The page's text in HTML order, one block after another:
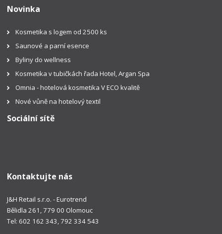
Novinka
Kosmetika s logem od 2500 ks
Saunové a parní esence
Byliny do wellness
Kosmetika v tubičkách řada Hotel, Argan Spa
Omnia - hotelová kosmetika V ECO kvalitě
Nové vůně na hotelový textil
Sociální sítě
Kontaktujte nás
J&H Retail s.r.o. - Eurotrend
Bělidla 261, 779 00 Olomouc
Tel: 602 162 343, 792 334 543